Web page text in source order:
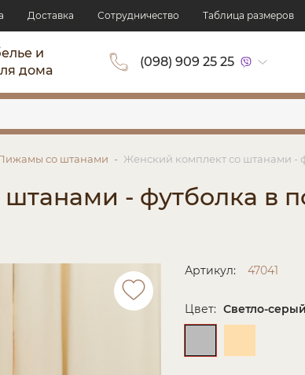
Доставка Сотрудничество Таблица размеров
и
дома
(098) 909 25 25
со штанами Женский комплект со штанами -
- футболка в
Артикул: 47041
Цвет: Светло-серый